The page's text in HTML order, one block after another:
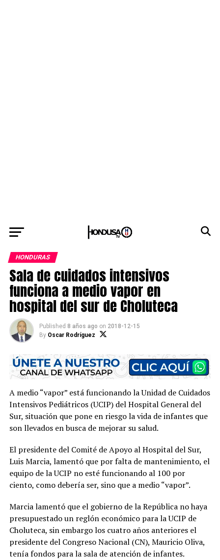
HONDURAS
Sala de cuidados intensivos
funciona a medio vapor en
hospital del sur de Choluteca
Published 8 años ago on 2018-12-15
By Oscar Rodríguez
A medio “vapor” está funcionando la Unidad de Cuidados
Intensivos Pediátricos (UCIP) del Hospital General del
Sur, situación que pone en riesgo la vida de infantes que
son llevados en busca de mejorar su salud.
El presidente del Comité de Apoyo al Hospital del Sur,
Luis Marcia, lamentó que por falta de mantenimiento, el
equipo de la UCIP no esté funcionando al 100 por
ciento, como debería ser, sino que a medio “vapor”.
Marcia lamentó que el gobierno de la República no haya
presupuestado un reglón económico para la UCIP de
Choluteca, sin embargo los cuatro años anteriores el
presidente del Congreso Nacional (CN), Mauricio Oliva,
tenía fondos para la sala de atención de infantes.